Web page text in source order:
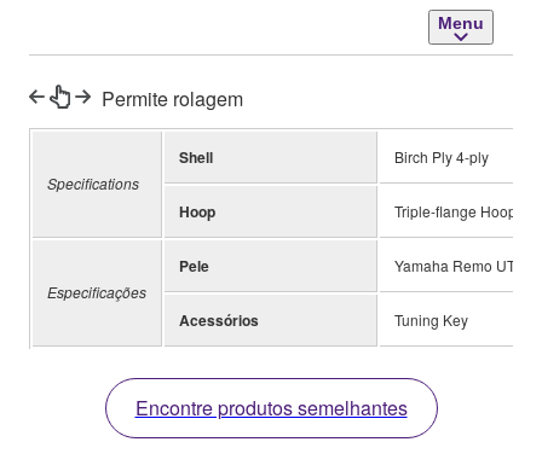
Menu
Permite rolagem
Specifications
Shell Birch Ply 4-ply
Hoop Triple-flange Hoop
Especificações
Pele Yamaha Remo UT
Acessórios Tuning Key
Encontre produtos semelhantes